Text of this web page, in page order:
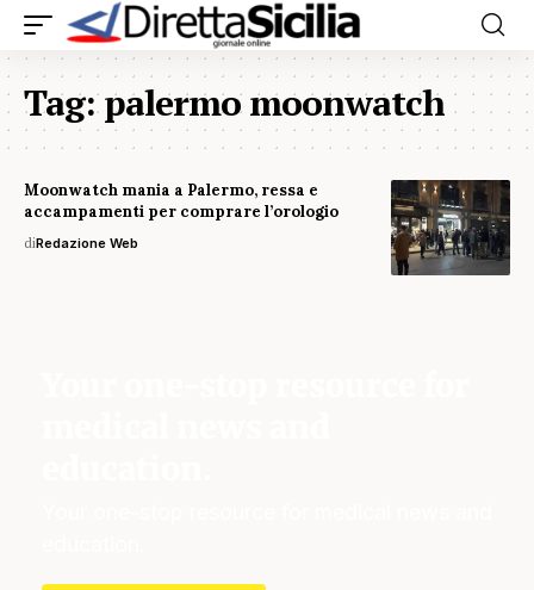
Tag:palermo moonwatch
Moonwatch mania a Palermo, ressa e
accampamenti per comprare l’orologio
diRedazione Web